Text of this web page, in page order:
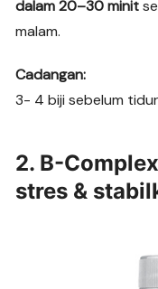
dalam 20–30 minit
malam.
Cadangan:
3- 4 biji sebelum
2. B-
stres &